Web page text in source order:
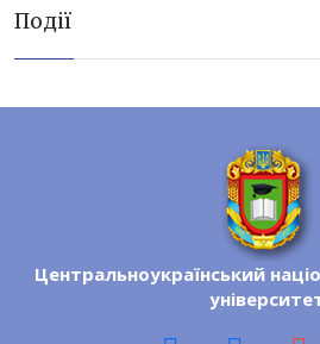
Події
Центральноукраїнський